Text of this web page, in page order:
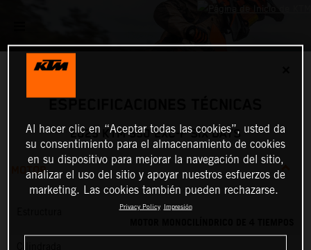
2025 KTM 350 EXC-F SIX DAYS
MOTOR
Al hacer clic en “Aceptar todas las cookies”, usted da
su consentimiento para el almacenamiento de cookies
en su dispositivo para mejorar la navegación del sitio,
analizar el uso del sitio y apoyar nuestros esfuerzos de
marketing. Las cookies también pueden rechazarse.
Privacy Policy Impresión